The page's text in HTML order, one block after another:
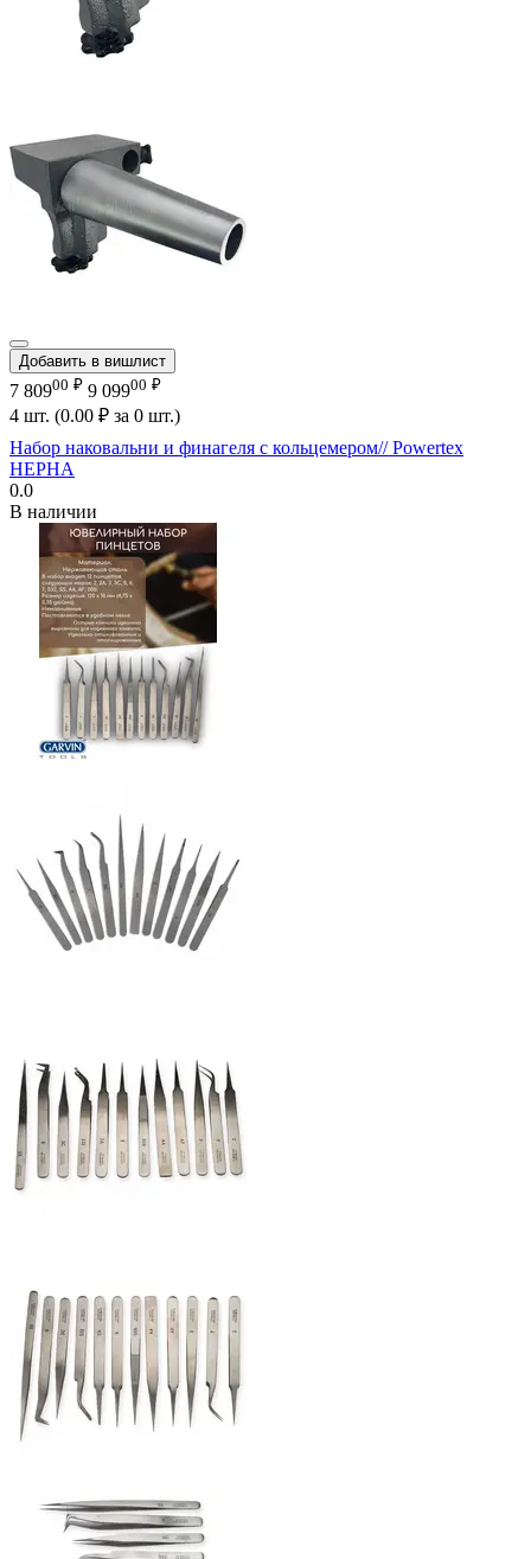
Добавить в вишлист
7 80900 ₽ 9 09900 ₽
4 шт. (0.00 ₽ за 0 шт.)
Набор наковальни и финагеля с кольцемером// Powertex
НЕРНА
0.0
В наличии